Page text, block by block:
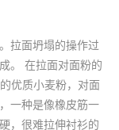
拉面坍塌的操作过
。 在拉面对面粉的
优质小麦粉，对面
一种是像橡皮筋一
，很难拉伸衬衫的